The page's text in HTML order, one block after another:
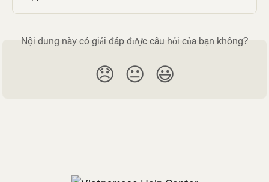
Nội dung này có giải đáp được câu hỏi của bạn không?
😞 😐 😃